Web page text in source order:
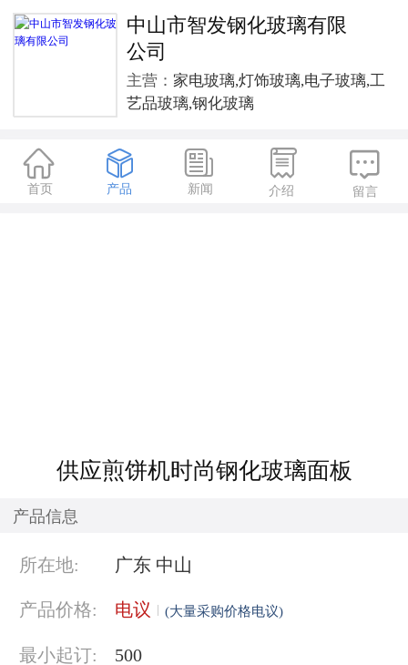
中山市智发钢化玻璃有限
公司
主营： 家电玻璃,灯饰玻璃,电子玻璃,工
艺品玻璃,钢化玻璃

首页

产品

新闻

介绍

留言
供应煎饼机时尚钢化玻璃面板
产品信息
所在地: 广东 中山
产品价格: 电议 (大量采购价格电议)
最小起订: 500